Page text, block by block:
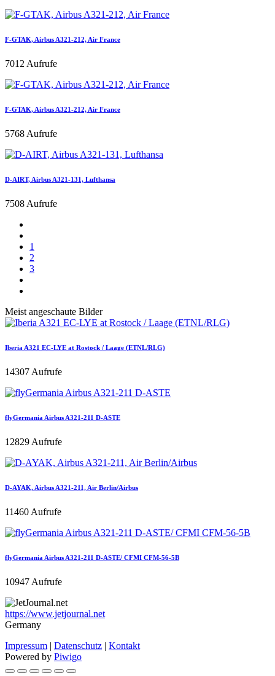
F-GTAK, Airbus A321-212, Air France
7012 Aufrufe
F-GTAK, Airbus A321-212, Air France
5768 Aufrufe
D-AIRT, Airbus A321-131, Lufthansa
7508 Aufrufe
1
2
3
Meist angeschaute Bilder
Iberia A321 EC-LYE at Rostock / Laage (ETNL/RLG)
14307 Aufrufe
flyGermania Airbus A321-211 D-ASTE
12829 Aufrufe
D-AYAK, Airbus A321-211, Air Berlin/Airbus
11460 Aufrufe
flyGermania Airbus A321-211 D-ASTE/ CFMI CFM-56-5B
10947 Aufrufe
https://www.jetjournal.net
Germany
Impressum | Datenschutz | Kontakt
Powered by Piwigo